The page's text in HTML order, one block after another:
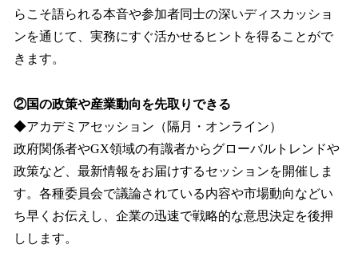
らこそ語られる本音や参加者同士の深いディスカッショ
ンを通じて、実務にすぐ活かせるヒントを得ることがで
きます。
②国の政策や産業動向を先取りできる
◆アカデミアセッション（隔月・オンライン）
政府関係者やGX領域の有識者からグローバルトレンドや
政策など、最新情報をお届けするセッションを開催しま
す。各種委員会で議論されている内容や市場動向などい
ち早くお伝えし、企業の迅速で戦略的な意思決定を後押
しします。